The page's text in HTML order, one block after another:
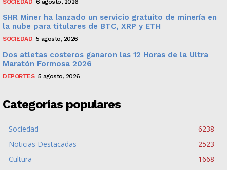
SOCIEDAD 6 agosto, 2026
SHR Miner ha lanzado un servicio gratuito de minería en
la nube para titulares de BTC, XRP y ETH
SOCIEDAD 5 agosto, 2026
Dos atletas costeros ganaron las 12 Horas de la Ultra
Maratón Formosa 2026
DEPORTES 5 agosto, 2026
Categorías populares
Sociedad
6238
Noticias Destacadas
2523
Cultura
1668